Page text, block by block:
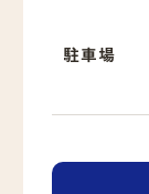
駐車場